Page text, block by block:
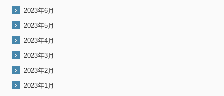
2023年6月
2023年5月
2023年4月
2023年3月
2023年2月
2023年1月